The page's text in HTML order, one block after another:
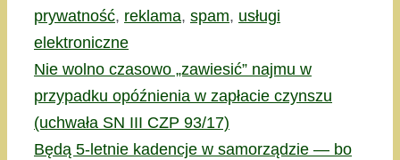
prywatność, reklama, spam, usługi
elektroniczne
Nie wolno czasowo „zawiesić” najmu w
przypadku opóźnienia w zapłacie czynszu
(uchwała SN III CZP 93/17)
Będą 5-letnie kadencje w samorządzie — bo